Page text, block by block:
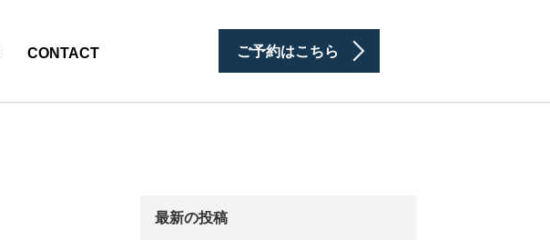
CONTACT ご予約はこちら
最新の投稿